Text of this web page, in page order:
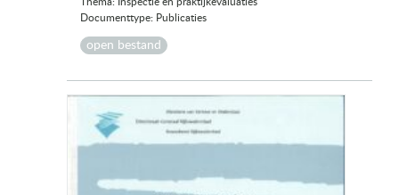
Documenttype: Publicaties
open bestand